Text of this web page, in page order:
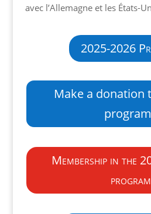
avec l’Allemagne et les États-
2025-2026
Make a donation
Membership in the
program